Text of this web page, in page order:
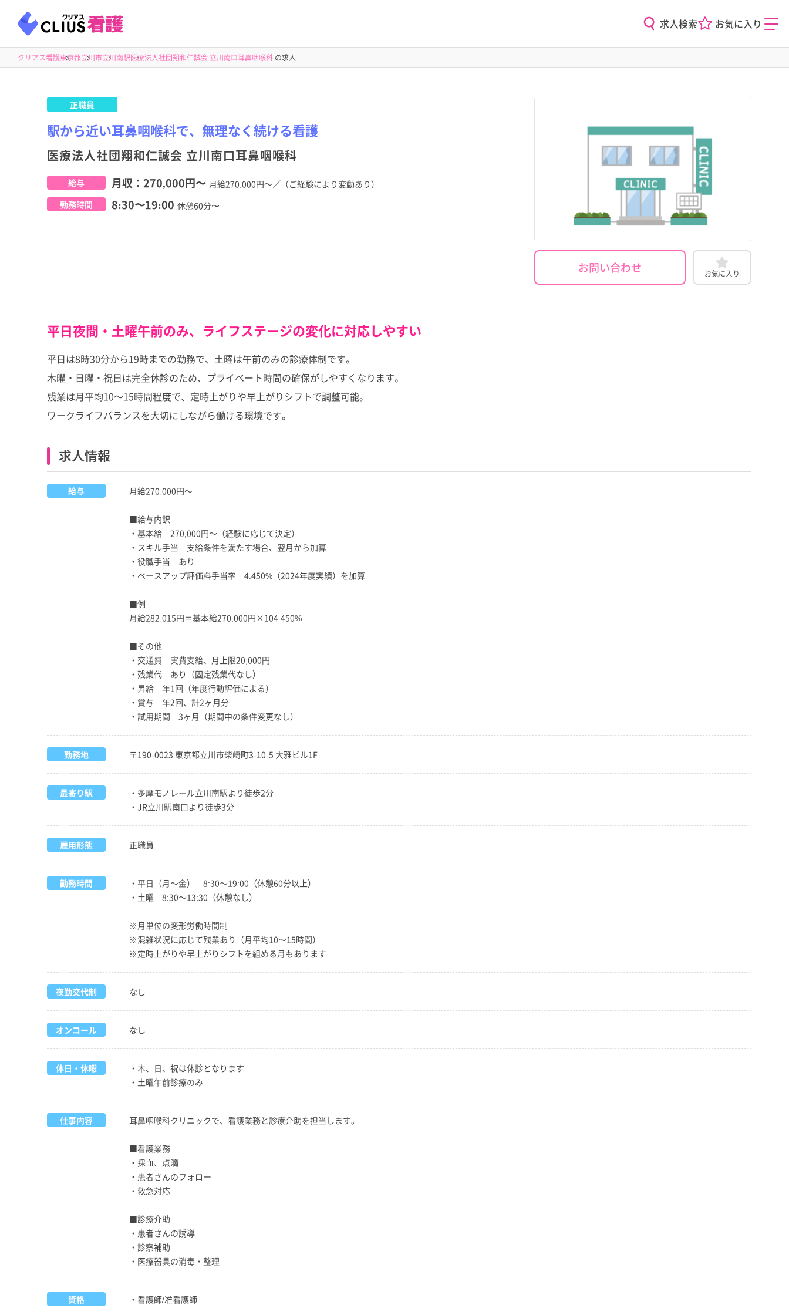
求人検索 お気に入り
クリアス看護東京都立川市立川南駅医療法人社団翔和仁誠会 立川南口耳鼻咽喉科 の求人
正職員
駅から近い耳鼻咽喉科で、無理なく続ける看護
医療法人社団翔和仁誠会 立川南口耳鼻咽喉科
お問い合わせ お気に入り
給与 月収： 270,000円〜 月給270,000円～／（ご経験により変動あり）
勤務時間
8:30〜19:00 休憩60分〜
平日夜間・土曜午前のみ、ライフステージの変化に対応しやすい
平日は8時30分から19時までの勤務で、土曜は午前のみの診療体制です。
木曜・日曜・祝日は完全休診のため、プライベート時間の確保がしやすくなります。
残業は月平均10～15時間程度で、定時上がりや早上がりシフトで調整可能。
ワークライフバランスを大切にしながら働ける環境です。
求人情報
給与 月給270,000円～
■給与内訳
・基本給 270,000円～（経験に応じて決定）
・スキル手当 支給条件を満たす場合、翌月から加算
・役職手当 あり
・ベースアップ評価料手当率 4.450%（2024年度実績）を加算
■例
月給282,015円＝基本給270,000円×104.450%
■その他
・交通費 実費支給、月上限20,000円
・残業代 あり（固定残業代なし）
・昇給 年1回（年度行動評価による）
・賞与 年2回、計2ヶ月分
・試用期間 3ヶ月（期間中の条件変更なし）
勤務地 〒190-0023 東京都立川市柴崎町3-10-5 大雅ビル1F
最寄り駅
・多摩モノレール立川南駅より徒歩2分
・JR立川駅南口より徒歩3分
雇用形態 正職員
勤務時間
・平日（月～金） 8:30～19:00（休憩60分以上）
・土曜 8:30～13:30（休憩なし）
※月単位の変形労働時間制
※混雑状況に応じて残業あり（月平均10～15時間）
※定時上がりや早上がりシフトを組める月もあります
夜勤交代制 なし
オンコール なし
休日・休暇
・木、日、祝は休診となります
・土曜午前診療のみ
仕事内容 耳鼻咽喉科クリニックで、看護業務と診療介助を担当します。
■看護業務
・採血、点滴
・患者さんのフォロー
・救急対応
■診療介助
・患者さんの誘導
・診察補助
・医療器具の消毒・整理
資格 ・看護師/准看護師